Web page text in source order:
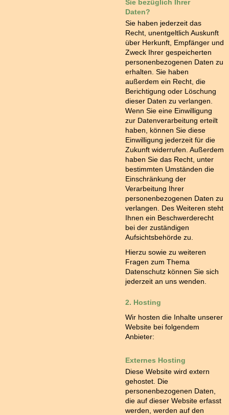
Sie bezüglich Ihrer
Daten?
Sie haben jederzeit das
Recht, unentgeltlich Auskunft
über Herkunft, Empfänger und
Zweck Ihrer gespeicherten
personenbezogenen Daten zu
erhalten. Sie haben
außerdem ein Recht, die
Berichtigung oder Löschung
dieser Daten zu verlangen.
Wenn Sie eine Einwilligung
zur Datenverarbeitung erteilt
haben, können Sie diese
Einwilligung jederzeit für die
Zukunft widerrufen. Außerdem
haben Sie das Recht, unter
bestimmten Umständen die
Einschränkung der
Verarbeitung Ihrer
personenbezogenen Daten zu
verlangen. Des Weiteren steht
Ihnen ein Beschwerderecht
bei der zuständigen
Aufsichtsbehörde zu.
Hierzu sowie zu weiteren
Fragen zum Thema
Datenschutz können Sie sich
jederzeit an uns wenden.
2. Hosting
Wir hosten die Inhalte unserer
Website bei folgendem
Anbieter:
Externes Hosting
Diese Website wird extern
gehostet. Die
personenbezogenen Daten,
die auf dieser Website erfasst
werden, werden auf den